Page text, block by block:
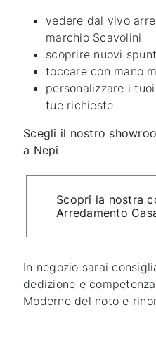
vedere dal vivo
marchio Scavolini
scoprire nuovi
toccare con mano
personalizzare i
tue richieste
Scegli il nostro
a Nepi
Scopri la nostra
Arredamento
In negozio sarai
dedizione e
Moderne del noto e